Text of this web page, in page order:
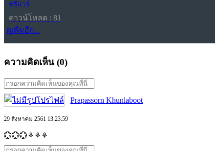
ฟรีแวร์
ดาวน์โหลด : 81
ดูเพิ่มอีก...
ความคิดเห็น (0)
Prapassorn Khunlaboot
29 สิงหาคม 2561 13:23:59
💮💮💮⚘⚘⚘